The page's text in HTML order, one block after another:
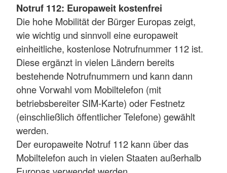
Notruf 112: Europaweit kostenfrei
Die hohe Mobilität der Bürger Europas zeigt,
wie wichtig und sinnvoll eine europaweit
einheitliche, kostenlose Notrufnummer 112 ist.
Diese ergänzt in vielen Ländern bereits
bestehende Notrufnummern und kann dann
ohne Vorwahl vom Mobiltelefon (mit
betriebsbereiter SIM-Karte) oder Festnetz
(einschließlich öffentlicher Telefone) gewählt
werden.
Der europaweite Notruf 112 kann über das
Mobiltelefon auch in vielen Staaten außerhalb